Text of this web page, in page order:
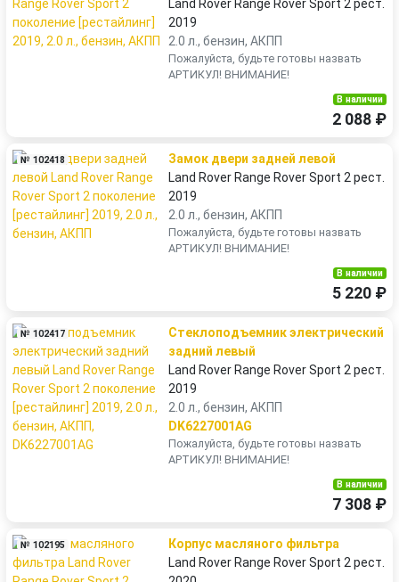
Land Rover Range Rover Sport 2 рест.
2019
2.0 л., бензин, АКПП
Пожалуйста, будьте готовы назвать
АРТИКУЛ! ВНИМАНИЕ!
В наличии
2 088 ₽
№ 102418
Замок двери задней левой
Land Rover Range Rover Sport 2 рест.
2019
2.0 л., бензин, АКПП
Пожалуйста, будьте готовы назвать
АРТИКУЛ! ВНИМАНИЕ!
В наличии
5 220 ₽
№ 102417
Стеклоподъемник электрический
задний левый
Land Rover Range Rover Sport 2 рест.
2019
2.0 л., бензин, АКПП
DK6227001AG
Пожалуйста, будьте готовы назвать
АРТИКУЛ! ВНИМАНИЕ!
В наличии
7 308 ₽
№ 102195
Корпус масляного фильтра
Land Rover Range Rover Sport 2 рест.